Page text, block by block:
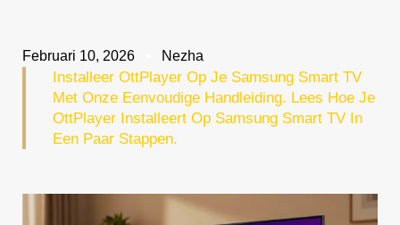
Februari 10, 2026 Nezha
Installeer OttPlayer Op Je Samsung Smart TV
Met Onze Eenvoudige Handleiding. Lees Hoe Je
OttPlayer Installeert Op Samsung Smart TV In
Een Paar Stappen.